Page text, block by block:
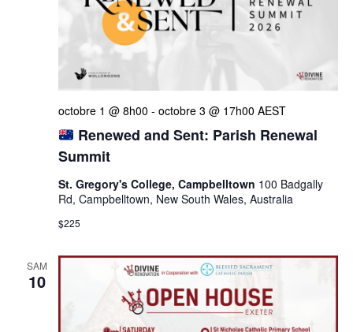
Renewed and Sent: Parish Renewal
Summit
octobre 1 @ 8h00 - octobre 3 @ 17h00 AEST
St. Gregory's College, Campbelltown 100 Badgally
Rd, Campbelltown, New South Wales, Australia
$225
SAM
10